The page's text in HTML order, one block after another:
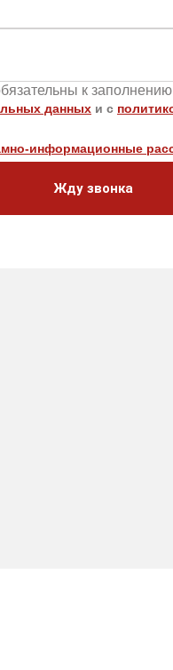
к заполнению
данных и c
информационные
Жду звонка